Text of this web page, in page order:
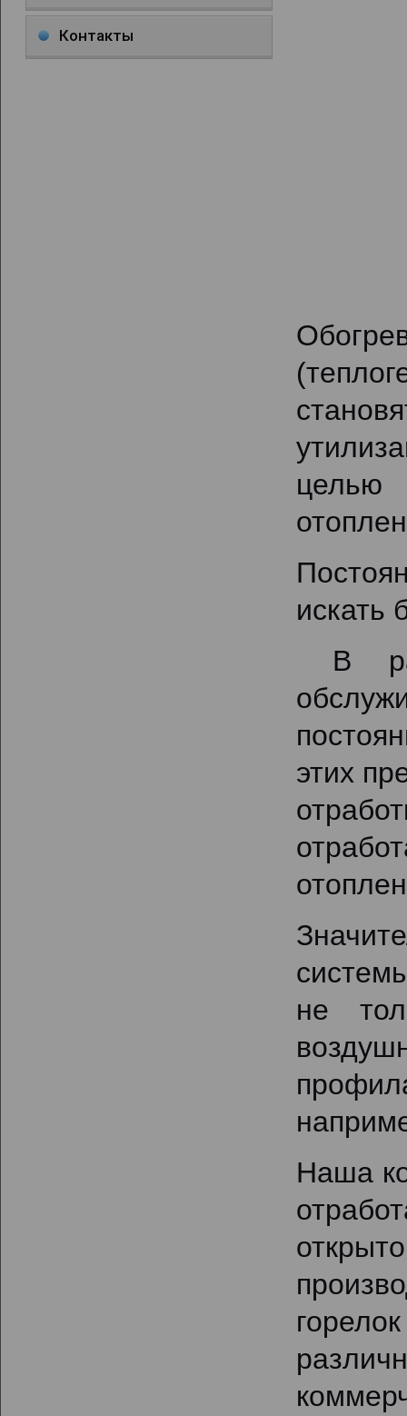
Контакты
целью
искать
В
этих
не
Наша